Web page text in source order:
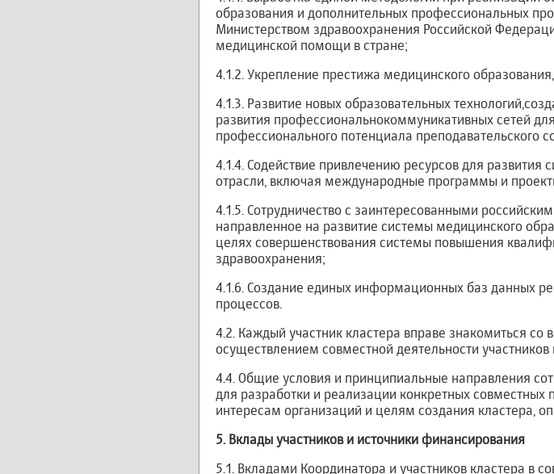
образования и дополнительных профессиональных
Министерством здравоохранения Российской
медицинской помощи в стране;
4.1.2. Укрепление престижа медицинского
4.1.3. Развитие новых образовательных
развития профессиональнокоммуникативных сетей
профессионального потенциала преподавательского
4.1.4. Содействие привлечению ресурсов для развития
отрасли, включая международные программы и
4.1.5. Сотрудничество с заинтересованными
направленное на развитие системы медицинского
целях совершенствования системы повышения
здравоохранения;
4.1.6. Создание единых информационных баз данных
процессов.
4.2. Каждый участник кластера вправе знакомиться
осуществлением совместной деятельности участников
4.4. Общие условия и принципиальные направления
для разработки и реализации конкретных
интересам организаций и целям создания кластера,
5. Вклады участников и источники финансирования
5.1. Вкладами Координатора и участников кластера в